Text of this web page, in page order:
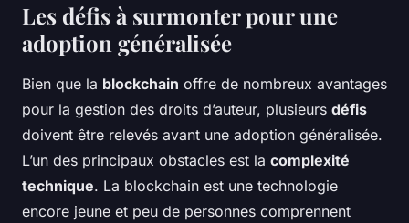
Les défis à surmonter pour une
adoption généralisée
Bien que la blockchain offre de nombreux avantages
pour la gestion des droits d’auteur, plusieurs défis
doivent être relevés avant une adoption généralisée.
L’un des principaux obstacles est la complexité
technique. La blockchain est une technologie
encore jeune et peu de personnes comprennent